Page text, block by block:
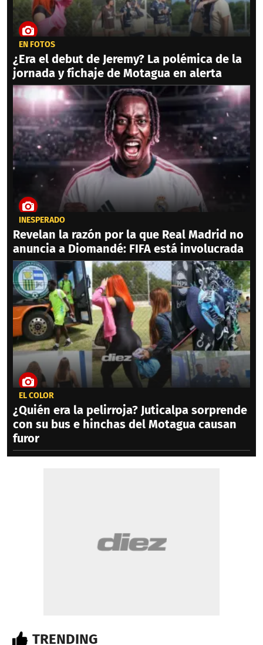
EN FOTOS
¿Era el debut de Jeremy? La polémica de la
jornada y fichaje de Motagua en alerta
INESPERADO
Revelan la razón por la que Real Madrid no
anuncia a Diomandé: FIFA está involucrada
EL COLOR
¿Quién era la pelirroja? Juticalpa sorprende
con su bus e hinchas del Motagua causan
furor
TRENDING